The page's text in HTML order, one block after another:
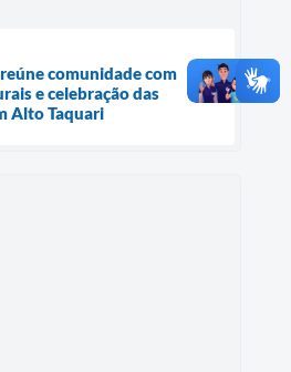
comunidade com
e celebração das
Alto Taquari